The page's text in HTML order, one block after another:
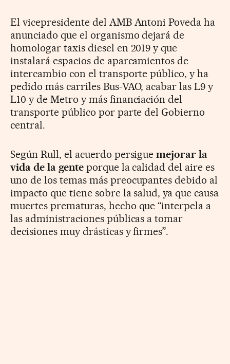
El vicepresidente del AMB Antoni Poveda ha
anunciado que el organismo dejará de
homologar taxis diesel en 2019 y que
instalará espacios de aparcamientos de
intercambio con el transporte público, y ha
pedido más carriles Bus-VAO, acabar las L9 y
L10 y de Metro y más financiación del
transporte público por parte del Gobierno
central.
Según Rull, el acuerdo persiguemejorar la
vida de la genteporque la calidad del aire es
uno de los temas más preocupantes debido al
impacto que tiene sobre la salud, ya que causa
muertes prematuras, hecho que “interpela a
las administraciones públicas a tomar
decisiones muy drásticas y firmes”.